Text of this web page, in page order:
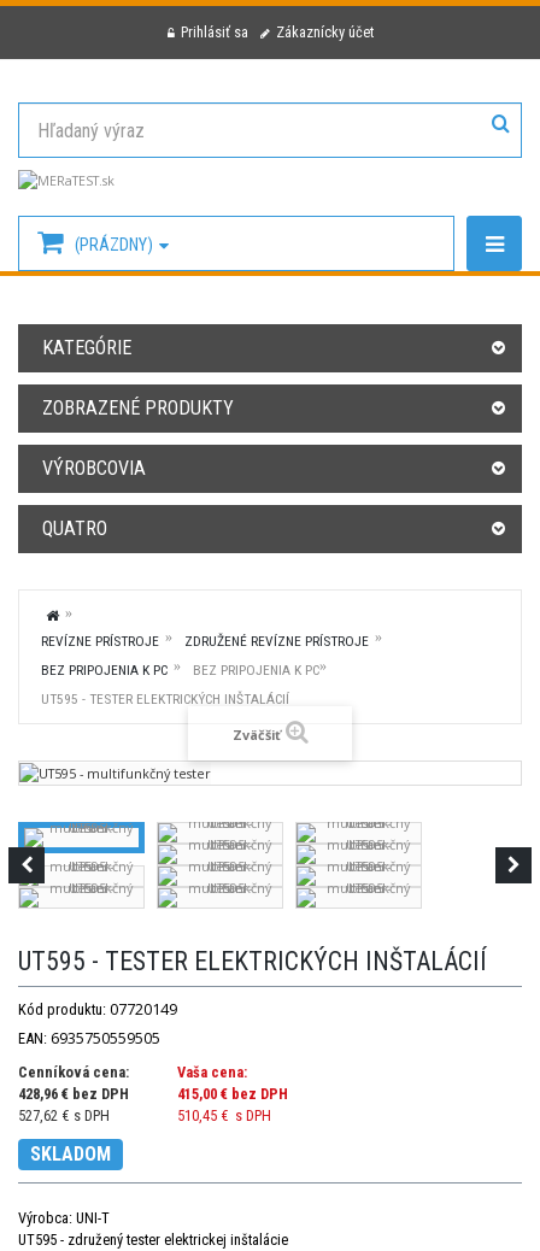
Prihlásiť sa Zákaznícky účet
(PRÁZDNY)
KATEGÓRIE
ZOBRAZENÉ PRODUKTY
VÝROBCOVIA
QUATRO
REVÍZNE PRÍSTROJE
ZDRUŽENÉ REVÍZNE PRÍSTROJE
BEZ PRIPOJENIA K PC
BEZ PRIPOJENIA K PC
UT595 - TESTER ELEKTRICKÝCH INŠTALÁCIÍ
Zväčšiť
UT595 - TESTER ELEKTRICKÝCH INŠTALÁCIÍ
Kód produktu: 07720149
EAN: 6935750559505
Cenníková cena:
428,96 € bez DPH
527,62 € s DPH
Vaša cena:
415,00 € bez DPH
510,45 € s DPH
SKLADOM
Výrobca: UNI-T
UT595 - združený tester elektrickej inštalácie